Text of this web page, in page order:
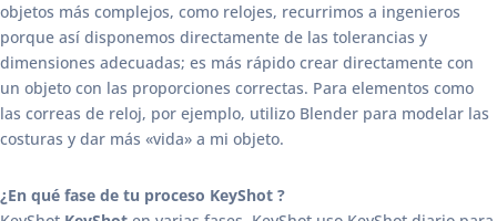
objetos más complejos, como relojes, recurrimos a ingenieros
porque así disponemos directamente de las tolerancias y
dimensiones adecuadas; es más rápido crear directamente con
un objeto con las proporciones correctas. Para elementos como
las correas de reloj, por ejemplo, utilizo Blender para modelar las
costuras y dar más «vida» a mi objeto.
¿En qué fase de tu proceso KeyShot ?